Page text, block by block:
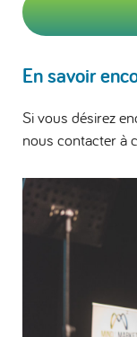
En savoir
Si vous désirez
nous contacter à